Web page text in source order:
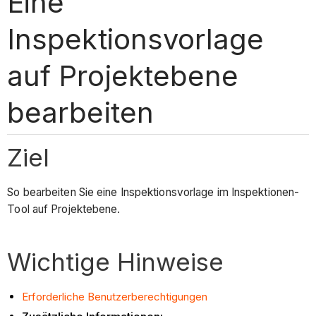
Inspektionsvorlage
auf Projektebene
bearbeiten
Ziel
So bearbeiten Sie eine Inspektionsvorlage im Inspektionen-
Tool auf Projektebene.
Wichtige Hinweise
Erforderliche Benutzerberechtigungen